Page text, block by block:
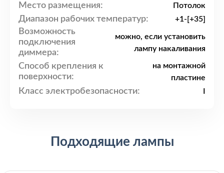
Место размещения: Потолок
Диапазон рабочих температур: +1-[+35]
Возможность
подключения
диммера:
можно, если установить
лампу накаливания
Способ крепления к
поверхности:
на монтажной
пластине
Класс электробезопасности:
Подходящие лампы